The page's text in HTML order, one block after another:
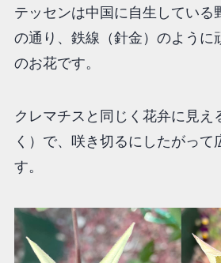
テッセンは中国に自生している
の通り、鉄線（針金）のように
のお花です。
クレマチスと同じく花弁に見え
く）で、咲き切るにしたがって
す。